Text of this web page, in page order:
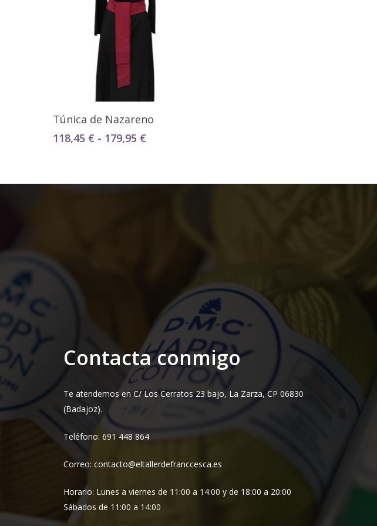
Seleccionar Opciones
Túnica de Nazareno
118,45 € - 179,95 €
Contacta conmigo
Te atendemos en C/ Los Cerratos 23 bajo, La Zarza, CP 06830
(Badajoz).
Teléfono: 691 448 864
Correo: contacto@eltallerdefranccesca.es
Horario: Lunes a viernes de 11:00 a 14:00 y de 18:00 a 20:00
Sábados de 11:00 a 14:00